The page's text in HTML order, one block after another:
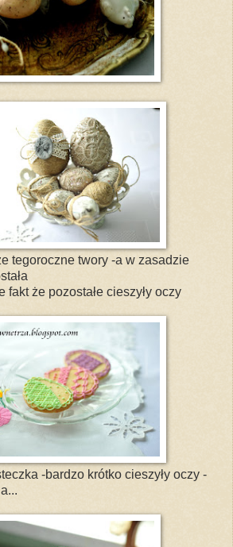
tegoroczne twory -a w zasadzie
fakt że pozostałe cieszyły oczy
-bardzo krótko cieszyły oczy -